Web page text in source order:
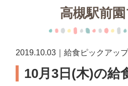
高槻駅前
2019.10.03｜給食ピックアッ
10月3日(木)の給